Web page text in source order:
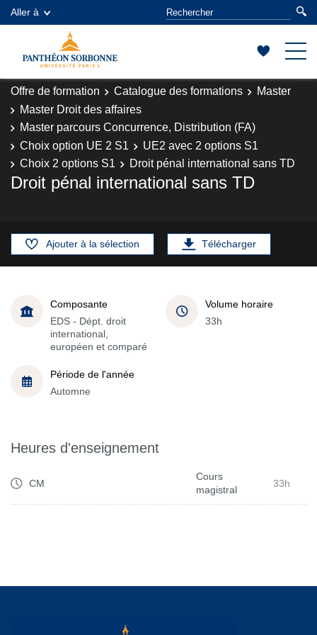
Aller à
Offre de formation Catalogue des formations
Master
Master Droit des affaires
Master parcours Concurrence, Distribution (FA)
Choix option UE 2 S1
UE2 avec 2 options S1
Choix 2 options S1
Droit pénal international sans TD
Droit pénal international sans TD
Ajouter à la sélection Télécharger
Composante
EDS - Dépt. droit
international,
européen et comparé
Volume horaire
33h
Période de l'année
Automne
Heures d'enseignement
CM
Cours
magistral
33h